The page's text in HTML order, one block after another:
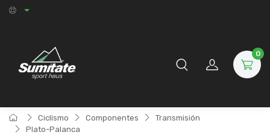
0
Ciclismo Componentes
Transmisión
Plato-Palanca